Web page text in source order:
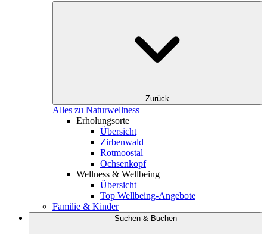
Zurück
Alles zu Naturwellness
Erholungsorte
Übersicht
Zirbenwald
Rotmoostal
Ochsenkopf
Wellness & Wellbeing
Übersicht
Top Wellbeing-Angebote
Familie & Kinder
Suchen & Buchen